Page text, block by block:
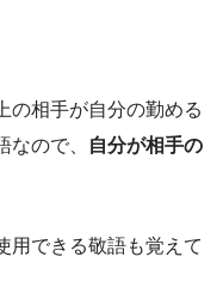
の相手が自分の勤める
ので、
自分が相手の
用できる敬語も覚えて